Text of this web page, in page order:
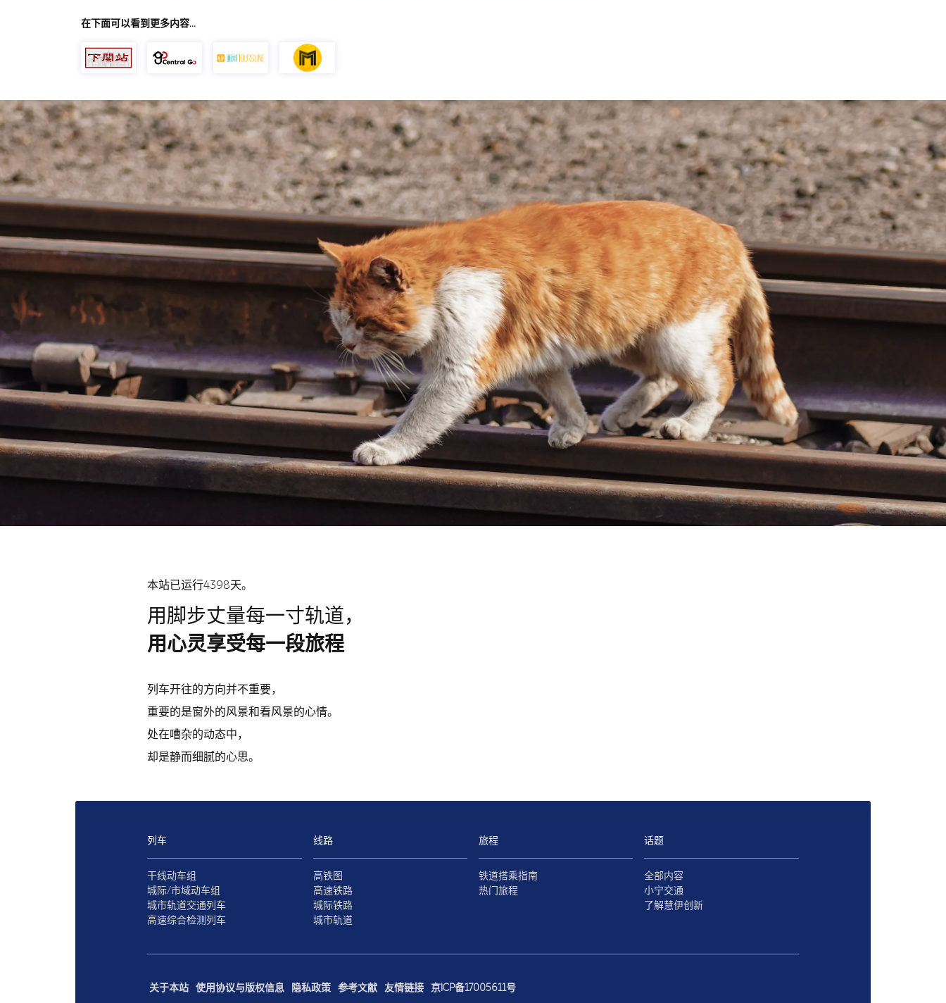
在下面可以看到更多内容…
本站已运行4398天。
用脚步丈量每一寸轨道，
用心灵享受每一段旅程
列车开往的方向并不重要，
重要的是窗外的风景和看风景的心情。
处在嘈杂的动态中，
却是静而细腻的心思。
列车
干线动车组
城际/市域动车组
城市轨道交通列车
高速综合检测列车
线路
高铁图
高速铁路
城际铁路
城市轨道
旅程
铁道搭乘指南
热门旅程
话题
全部内容
小宁交通
了解慧伊创新
关于本站 使用协议与版权信息 隐私政策 参考文献 友情链接 京ICP备17005611号